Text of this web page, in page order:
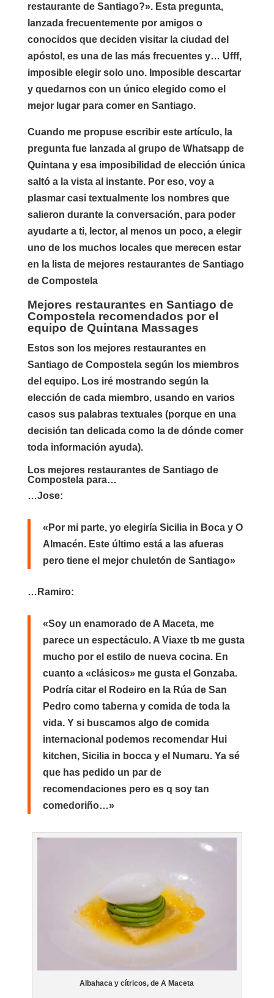
restaurante de Santiago?». Esta pregunta,
lanzada frecuentemente por amigos o
conocidos que deciden visitar la ciudad del
apóstol, es una de las más frecuentes y… Ufff,
imposible elegir solo uno. Imposible descartar
y quedarnos con un único elegido como el
mejor lugar para comer en Santiago.
Cuando me propuse escribir este artículo, la
pregunta fue lanzada al grupo de Whatsapp de
Quintana y esa imposibilidad de elección única
saltó a la vista al instante. Por eso, voy a
plasmar casi textualmente los nombres que
salieron durante la conversación, para poder
ayudarte a ti, lector, al menos un poco, a elegir
uno de los muchos locales que merecen estar
en la lista de mejores restaurantes de Santiago
de Compostela
Mejores restaurantes en Santiago de
Compostela recomendados por el
equipo de Quintana Massages
Estos son los mejores restaurantes en
Santiago de Compostela según los miembros
del equipo. Los iré mostrando según la
elección de cada miembro, usando en varios
casos sus palabras textuales (porque en una
decisión tan delicada como la de dónde comer
toda información ayuda).
Los mejores restaurantes de Santiago de
Compostela para…
…Jose:
«Por mi parte, yo elegiría Sicilia in Boca y O
Almacén. Este último está a las afueras
pero tiene el mejor chuletón de Santiago»
…Ramiro:
«Soy un enamorado de A Maceta, me
parece un espectáculo. A Viaxe tb me gusta
mucho por el estilo de nueva cocina. En
cuanto a «clásicos» me gusta el Gonzaba.
Podría citar el Rodeiro en la Rúa de San
Pedro como taberna y comida de toda la
vida. Y si buscamos algo de comida
internacional podemos recomendar Hui
kitchen, Sicilia in bocca y el Numaru. Ya sé
que has pedido un par de
recomendaciones pero es q soy tan
comedoriño…»
Albahaca y cítricos, de A Maceta